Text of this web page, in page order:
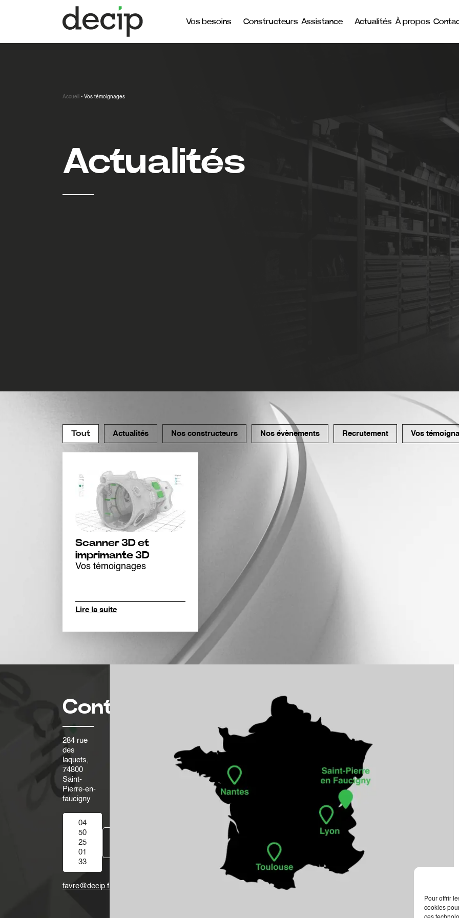
Pour offrir
cookies
Vos besoins Constructeurs Assistance Actualités À propos
Accueil - Vos témoignages
Actualités
Tout Actualités Nos constructeurs Nos évènements Recrutement Vos
Scanner 3D et
imprimante 3D
Vos témoignages
Lire la suite
Contact
284 rue
des
laquets,
74800
Saint-
Pierre-en-
faucigny
04
50
25
01
33
favre@decip.fr